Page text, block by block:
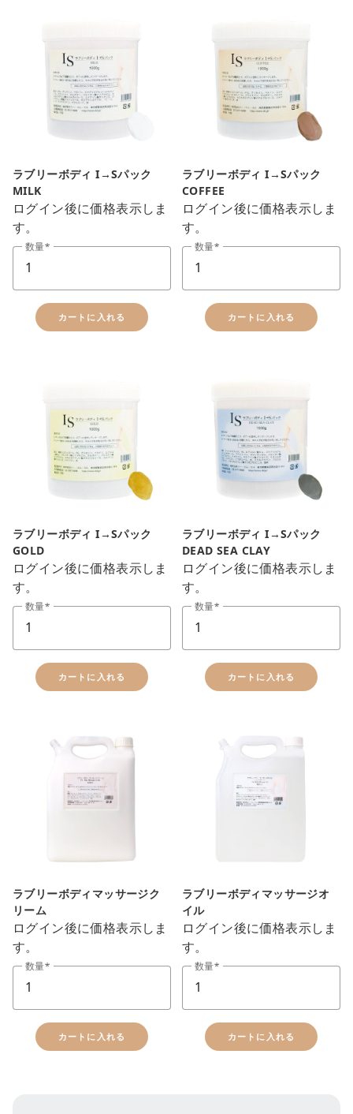
ラブリーボディ I→Sパック
MILK
ログイン後に価格表示しま
す。
数量
カートに入れる
ラブリーボディ I→Sパック
COFFEE
ログイン後に価格表示しま
す。
数量
カートに入れる
ラブリーボディ I→Sパック
GOLD
ログイン後に価格表示しま
す。
数量
カートに入れる
ラブリーボディ I→Sパック
DEAD SEA CLAY
ログイン後に価格表示しま
す。
数量
カートに入れる
ラブリーボディマッサージク
リーム
ログイン後に価格表示しま
す。
数量
カートに入れる
ラブリーボディマッサージオ
イル
ログイン後に価格表示しま
す。
数量
カートに入れる